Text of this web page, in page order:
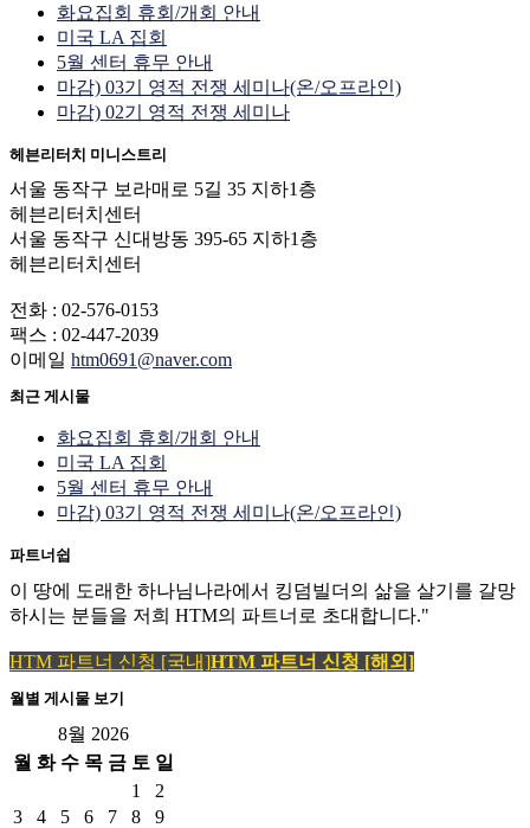
화요집회 휴회/개회 안내
미국 LA 집회
5월 센터 휴무 안내
마감) 03기 영적 전쟁 세미나(온/오프라인)
마감) 02기 영적 전쟁 세미나
헤븐리터치 미니스트리
서울 동작구 보라매로 5길 35 지하1층
헤븐리터치센터
서울 동작구 신대방동 395-65 지하1층
헤븐리터치센터
전화 : 02-576-0153
팩스 : 02-447-2039
이메일 htm0691@naver.com
최근 게시물
화요집회 휴회/개회 안내
미국 LA 집회
5월 센터 휴무 안내
마감) 03기 영적 전쟁 세미나(온/오프라인)
파트너쉽
이 땅에 도래한 하나님나라에서 킹덤빌더의 삶을 살기를 갈망
하시는 분들을 저희 HTM의 파트너로 초대합니다."
HTM 파트너 신청 [국내]HTM 파트너 신청 [해외]
월별 게시물 보기
8월 2026
월 화 수 목 금 토 일
1
2
3
4 5 6 7 8
9